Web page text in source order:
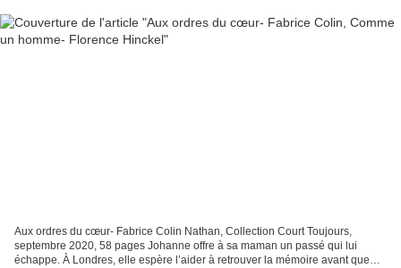
Aux ordres du cœur- Fabrice Colin Nathan, Collection Court Toujours,
septembre 2020, 58 pages Johanne offre à sa maman un passé qui lui
échappe. À Londres, elle espère l’aider à retrouver la mémoire avant que